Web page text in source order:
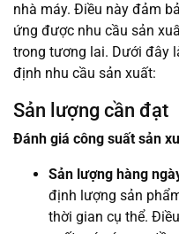
nhà máy. Điều này đảm
ứng được nhu cầu sản
trong tương lai. Dưới đây
định nhu cầu sản xuất:
Sản lượng cần đạt
Đánh giá công suất sản
Sản lượng hàng
định lượng sản
thời gian cụ thể.